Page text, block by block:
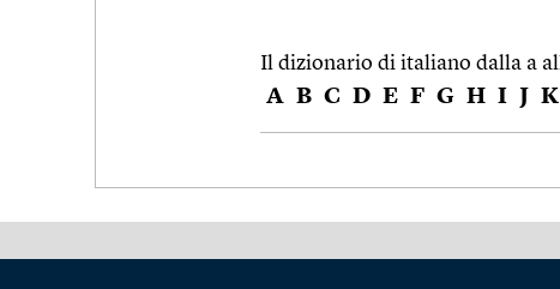
Il dizionario di italiano dalla a
A B C D E F G H I J K